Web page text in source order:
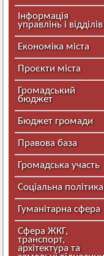
Інформація
управлінь і відділів
Економіка міста
Проєкти міста
Громадський
бюджет
Бюджет громади
Правова база
Громадська участь
Соціальна політика
Гуманітарна сфера
Сфера ЖКГ,
транспорт,
архітектура та